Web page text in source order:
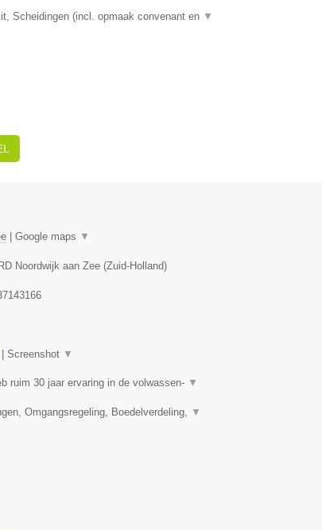
Scheidingen (incl. opmaak convenant en ▼
| Google maps ▼
Noordwijk aan Zee(Zuid-Holland)
Screenshot ▼
ruim 30 jaar ervaring in de volwassen- ▼
Omgangsregeling, Boedelverdeling, ▼